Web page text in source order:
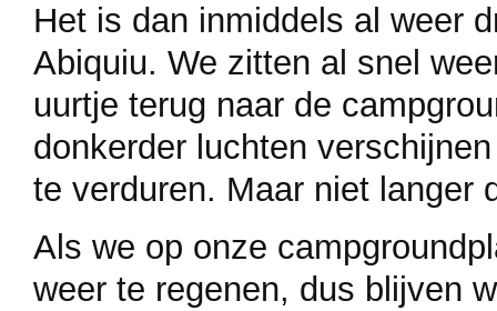
Het is dan inmiddels al weer
Abiquiu. We zitten al snel
uurtje terug naar de
donkerder luchten
te verduren. Maar niet langer
Als we op onze
weer te regenen, dus blijven